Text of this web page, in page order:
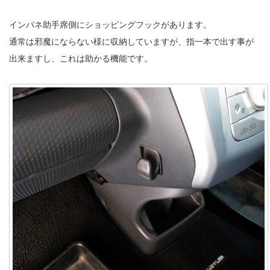
インパネ助手席側にショッピングフックがあります。
通常は邪魔にならない様に収納していますが、指一本で出す事が
出来ますし、これは助かる機能です。